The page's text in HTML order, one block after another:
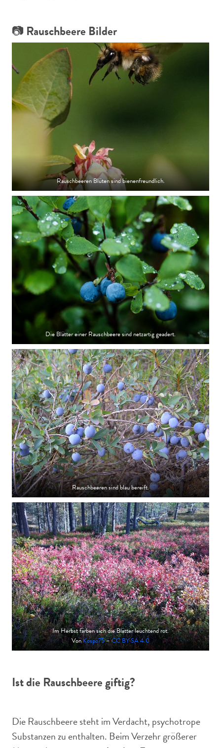
📷 Rauschbeere Bilder
Rauschbeeren Blüten sind bienenfreundlich.
Die Blätter einer Rauschbeere sind netzartig geadert.
Rauschbeeren sind blau bereift.
Im Herbst färben sich die Blätter leuchtend rot.
VonKospo75–CC BY-SA 4.0
Ist die Rauschbeere giftig?
Die Rauschbeere steht im Verdacht, psychotrope
Substanzen zu enthalten. Beim Verzehr größerer